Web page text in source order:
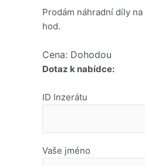
Prodám náhradní díly
hod.
Cena: Dohodou
Dotaz k nabídce:
ID Inzerátu
Vaše jméno